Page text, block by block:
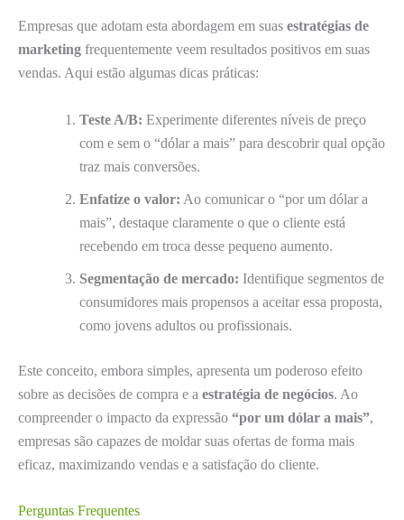
Empresas que adotam esta abordagem em suas estratégias de
marketing frequentemente veem resultados positivos em suas
vendas. Aqui estão algumas dicas práticas:
Teste A/B: Experimente diferentes níveis de preço
com e sem o “dólar a mais” para descobrir qual opção
traz mais conversões.
Enfatize o valor: Ao comunicar o “por um dólar a
mais”, destaque claramente o que o cliente está
recebendo em troca desse pequeno aumento.
Segmentação de mercado: Identifique segmentos de
consumidores mais propensos a aceitar essa proposta,
como jovens adultos ou profissionais.
Este conceito, embora simples, apresenta um poderoso efeito
sobre as decisões de compra e a estratégia de negócios. Ao
compreender o impacto da expressão “por um dólar a mais”,
empresas são capazes de moldar suas ofertas de forma mais
eficaz, maximizando vendas e a satisfação do cliente.
Perguntas Frequentes